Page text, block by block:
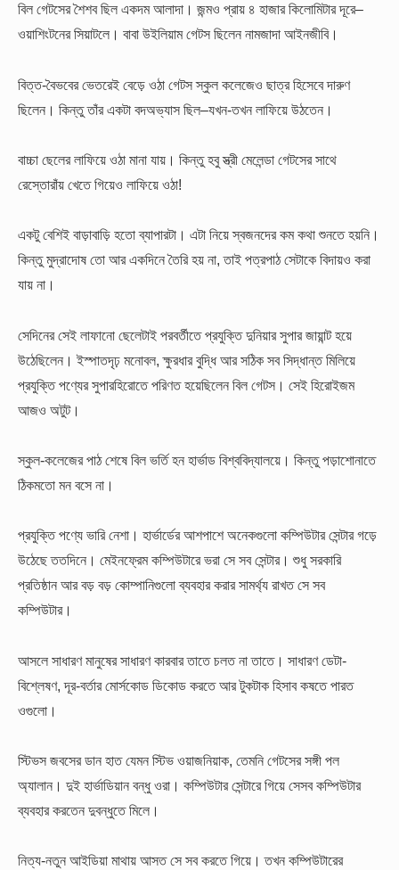
বিল গেটসের শৈশব ছিল একদম আলাদা। জন্মও প্রায় ৪ হাজার কিলোমিটার দূরে–
ওয়াশিংটনের সিয়াটলে। বাবা উইলিয়াম গেটস ছিলেন নামজাদা আইনজীবি।
বিত্ত-বৈভবের ভেতরেই বেড়ে ওঠা গেটস স্কুল কলেজেও ছাত্র হিসেবে দারুণ
ছিলেন। কিন্তু তাঁর একটা বদঅভ্যাস ছিল–যখন-তখন লাফিয়ে উঠতেন।
বাচ্চা ছেলের লাফিয়ে ওঠা মানা যায়। কিন্তু হবু স্ত্রী মেলেন্ডা গেটসের সাথে
রেস্তোরাঁয় খেতে গিয়েও লাফিয়ে ওঠা!
একটু বেশিই বাড়াবাড়ি হতো ব্যাপারটা। এটা নিয়ে স্বজনদের কম কথা শুনতে হয়নি।
কিন্তু মুদ্রাদোষ তো আর একদিনে তৈরি হয় না, তাই পত্রপাঠ সেটাকে বিদায়ও করা
যায় না।
সেদিনের সেই লাফানো ছেলেটাই পরবর্তীতে প্রযুক্তি দুনিয়ার সুপার জায়ান্ট হয়ে
উঠেছিলেন। ইস্পাতদৃঢ় মনোবল, ক্ষুরধার বুদ্ধি আর সঠিক সব সিদ্ধান্ত মিলিয়ে
প্রযুক্তি পণ্যের সুপারহিরোতে পরিণত হয়েছিলেন বিল গেটস। সেই হিরোইজম
আজও অটুট।
স্কুল-কলেজের পাঠ শেষে বিল ভর্তি হন হার্ভাড বিশ্ববিদ্যালয়ে। কিন্তু পড়াশোনাতে
ঠিকমতো মন বসে না।
প্রযুক্তি পণ্যে ভারি নেশা। হার্ভার্ডের আশপাশে অনেকগুলো কম্পিউটার সেন্টার গড়ে
উঠেছে ততদিনে। মেইনফ্রেম কম্পিউটারে ভরা সে সব সেন্টার। শুধু সরকারি
প্রতিষ্ঠান আর বড় বড় কোম্পানিগুলো ব্যবহার করার সামর্থ্য রাখত সে সব
কম্পিউটার।
আসলে সাধারণ মানুষের সাধারণ কারবার তাতে চলত না তাতে। সাধারণ ডেটা-
বিশ্লেষণ, দূর-বর্তার মোর্সকোড ডিকোড করতে আর টুকটাক হিসাব কষতে পারত
ওগুলো।
স্টিভস জবসের ডান হাত যেমন স্টিভ ওয়াজনিয়াক, তেমনি গেটসের সঙ্গী পল
অ্যালান। দুই হার্ভাডিয়ান বন্ধু ওরা। কম্পিউটার সেন্টারে গিয়ে সেসব কম্পিউটার
ব্যবহার করতেন দুবন্ধুতে মিলে।
নিত্য-নতুন আইডিয়া মাথায় আসত সে সব করতে গিয়ে। তখন কম্পিউটারের